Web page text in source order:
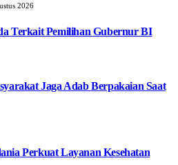
2026
Terkait Pemilihan Gubernur BI
Jaga Adab Berpakaian Saat
Perkuat Layanan Kesehatan